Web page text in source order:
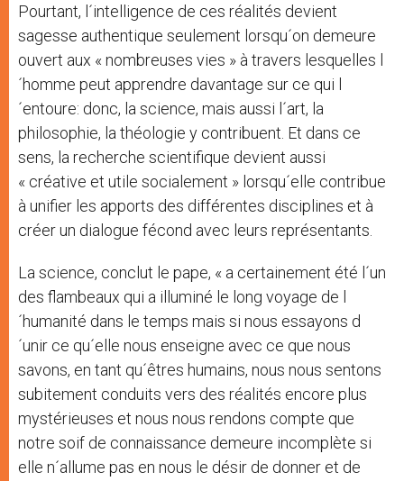
Pourtant, l´intelligence de ces réalités devient
sagesse authentique seulement lorsqu´on demeure
ouvert aux « nombreuses vies » à travers lesquelles l
´homme peut apprendre davantage sur ce qui l
´entoure: donc, la science, mais aussi l´art, la
philosophie, la théologie y contribuent. Et dans ce
sens, la recherche scientifique devient aussi
« créative et utile socialement » lorsqu´elle contribue
à unifier les apports des différentes disciplines et à
créer un dialogue fécond avec leurs représentants.
La science, conclut le pape, « a certainement été l´un
des flambeaux qui a illuminé le long voyage de l
´humanité dans le temps mais si nous essayons d
´unir ce qu´elle nous enseigne avec ce que nous
savons, en tant qu´êtres humains, nous nous sentons
subitement conduits vers des réalités encore plus
mystérieuses et nous nous rendons compte que
notre soif de connaissance demeure incomplète si
elle n´allume pas en nous le désir de donner et de